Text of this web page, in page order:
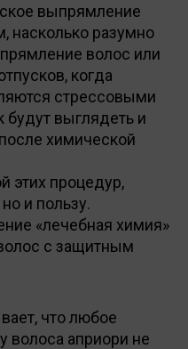
выпрямление
насколько разумно
волос или
когда
стрессовыми
будут выглядеть и
химической
этих процедур,
и пользу.
«лечебная химия»
с защитным
что любое
волоса априори не